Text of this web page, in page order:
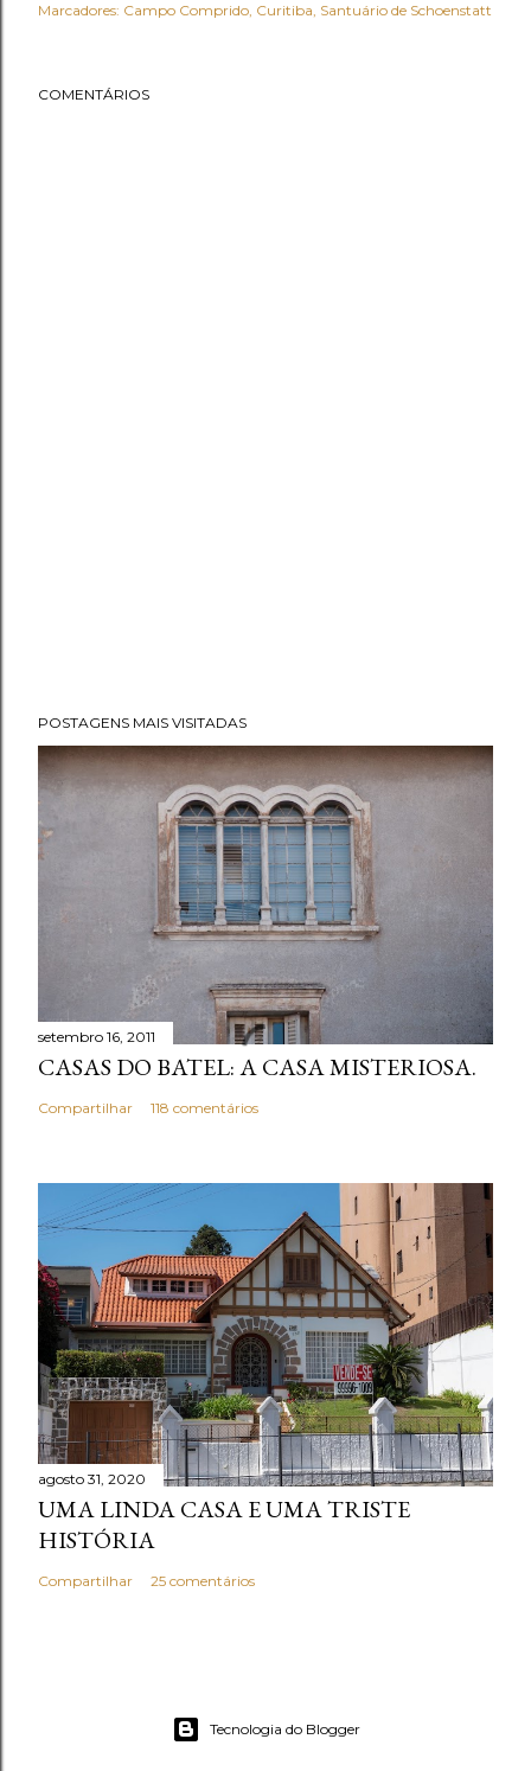
Marcadores: Campo Comprido Curitiba Santuário de Schoenstatt
COMENTÁRIOS
POSTAGENS MAIS VISITADAS
setembro 16, 2011
CASAS DO BATEL: A CASA MISTERIOSA.
Compartilhar 118 comentários
agosto 31, 2020
UMA LINDA CASA E UMA TRISTE
HISTÓRIA
Compartilhar 25 comentários
Tecnologia do Blogger